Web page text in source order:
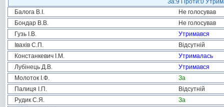
За:9 Проти:0
Балога В.І.
Не голосував
Бондар В.В.
Не голосував
Гузь І.В.
Утримався
Івахів С.П.
Відсутній
Констанкевич І.М.
Утрималась
Лубінець Д.В.
Утримався
Молоток І.Ф.
За
Палиця І.П.
Відсутній
Рудик С.Я.
За